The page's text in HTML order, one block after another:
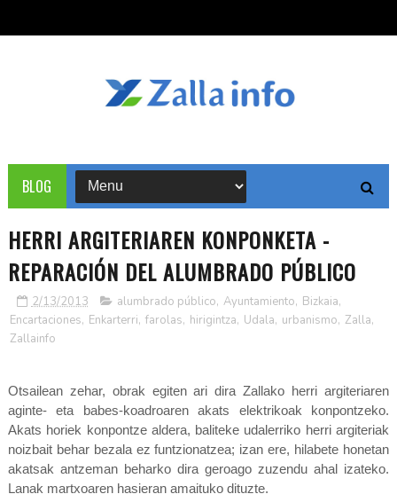
BLOG
HERRI ARGITERIAREN KONPONKETA -
REPARACIÓN DEL ALUMBRADO PÚBLICO
2/13/2013 alumbrado público, Ayuntamiento, Bizkaia,
Encartaciones, Enkarterri, farolas, hirigintza, Udala, urbanismo, Zalla,
Zallainfo
Otsailean zehar, obrak egiten ari dira Zallako herri argiteriaren
aginte- eta babes-koadroaren akats elektrikoak konpontzeko.
Akats horiek konpontze aldera, baliteke udalerriko herri argiteriak
noizbait behar bezala ez funtzionatzea; izan ere, hilabete honetan
akatsak antzeman beharko dira geroago zuzendu ahal izateko.
Lanak martxoaren hasieran amaituko dituzte.